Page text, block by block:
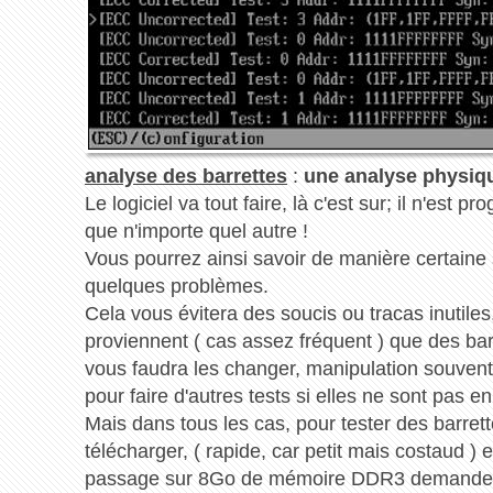
analyse des barrettes: une analyse
Le logiciel va tout faire, là c'est sur; il n'est
que n'importe quel autre !
Vous pourrez ainsi savoir de manière
quelques problèmes.
Cela vous évitera des soucis ou tracas
proviennent ( cas assez fréquent ) que des
vous faudra les changer, manipulation
pour faire d'autres tests si elles ne sont pas
Mais dans tous les cas, pour tester des
télécharger, ( rapide, car petit mais costaud )
passage sur 8Go de mémoire DDR3